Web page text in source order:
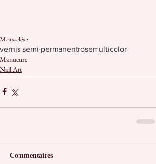
Mots-clés :
vernis semi-permanentrosemulticolor
Manucure
Nail Art
Commentaires